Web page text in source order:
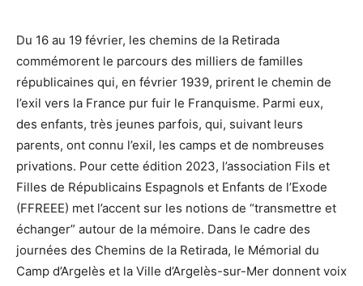
Du 16 au 19 février, les chemins de la Retirada
commémorent le parcours des milliers de familles
républicaines qui, en février 1939, prirent le chemin de
l’exil vers la France pur fuir le Franquisme. Parmi eux,
des enfants, très jeunes parfois, qui, suivant leurs
parents, ont connu l’exil, les camps et de nombreuses
privations. Pour cette édition 2023, l’association Fils et
Filles de Républicains Espagnols et Enfants de l’Exode
(FFREEE) met l’accent sur les notions de “transmettre et
échanger” autour de la mémoire. Dans le cadre des
journées des Chemins de la Retirada, le Mémorial du
Camp d’Argelès et la Ville d’Argelès-sur-Mer donnent voix